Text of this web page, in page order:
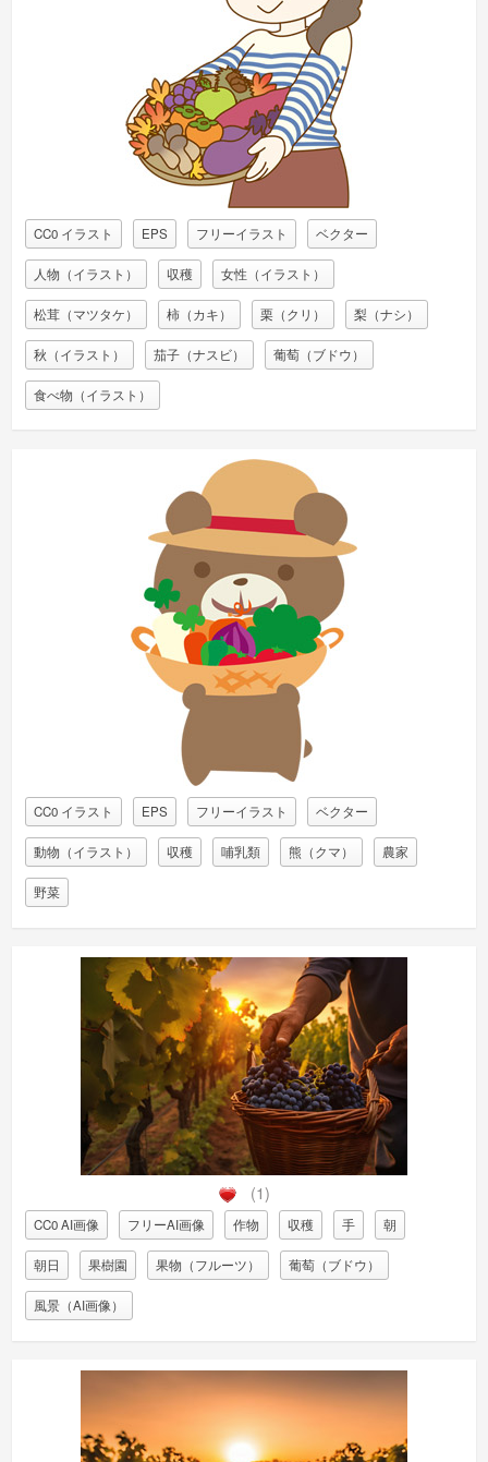
CC0 イラスト EPS フリーイラスト ベクター
人物（イラスト） 収穫 女性（イラスト）
松茸（マツタケ） 柿（カキ） 栗（クリ） 梨（ナシ）
秋（イラスト） 茄子（ナスビ） 葡萄（ブドウ）
食べ物（イラスト）
CC0 イラスト EPS フリーイラスト ベクター
動物（イラスト） 収穫 哺乳類 熊（クマ） 農家
野菜
(1)
CC0 AI画像 フリーAI画像 作物 収穫 手 朝
朝日 果樹園 果物（フルーツ） 葡萄（ブドウ）
風景（AI画像）